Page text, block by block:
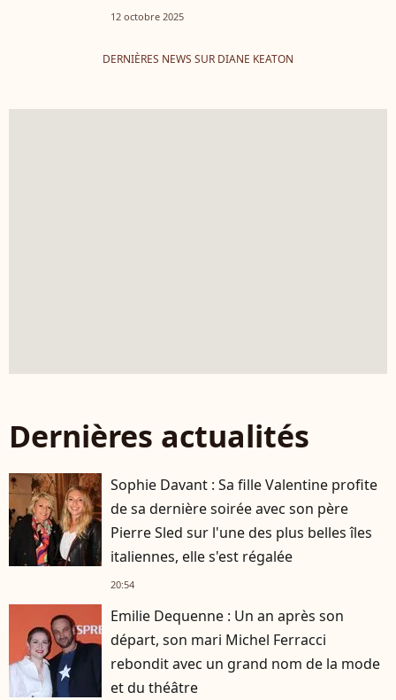
12 octobre 2025
DERNIÈRES NEWS SUR DIANE KEATON
Dernières actualités
Sophie Davant : Sa fille Valentine profite
de sa dernière soirée avec son père
Pierre Sled sur l'une des plus belles îles
italiennes, elle s'est régalée
20:54
Emilie Dequenne : Un an après son
départ, son mari Michel Ferracci
rebondit avec un grand nom de la mode
et du théâtre